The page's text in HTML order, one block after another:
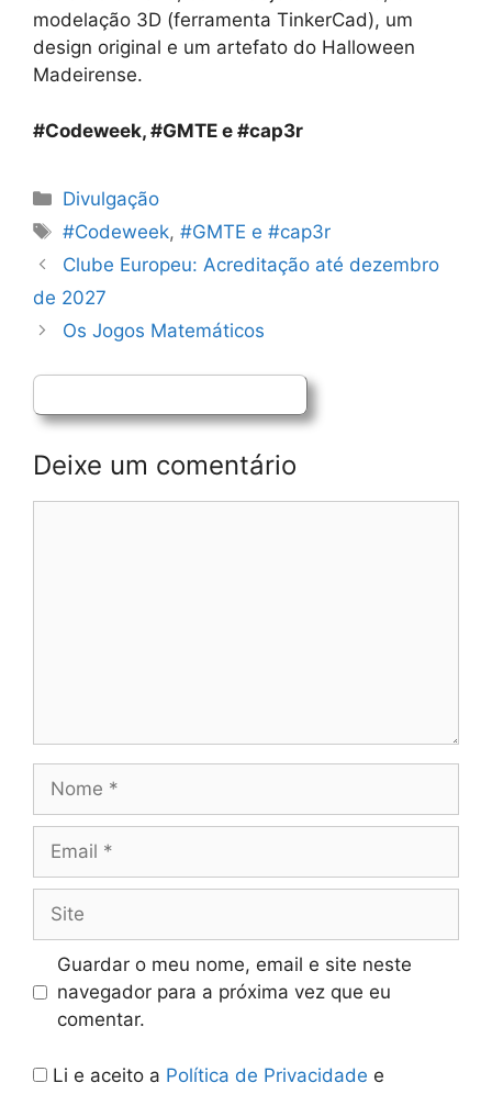
modelação 3D (ferramenta TinkerCad), um
design original e um artefato do Halloween
Madeirense.
#Codeweek, #GMTE e #cap3r
Categorias
Divulgação
Etiquetas
#Codeweek,#GMTE e #cap3r
Navegação
de
Clube Europeu: Acreditação até dezembro
de 2027
Os Jogos Matemáticos
Deixe um comentário
Nome
Email
Site
Guardar o meu nome, email e site neste
navegador para a próxima vez que eu
comentar.
Li e aceito a Política de Privacidade e